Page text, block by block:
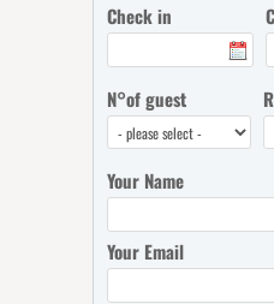
Check in
N°of guest
Your Name
Your Email